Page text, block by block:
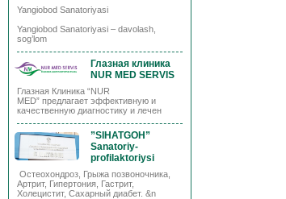
Yangiobod Sanatoriyasi
Yangiobod Sanatoriyasi – davolash,
sog’lom
Глазная клиника
NUR MED SERVIS
Глазная Клиника “NUR
MED” предлагает эффективную и
качественную диагностику и лечен
”SIHATGOH”
Sanatoriy-
profilaktoriysi
Остеохондроз, Грыжа позвоночника,
Артрит, Гипертония, Гастрит,
Холецистит, Сахарный диабет. &n